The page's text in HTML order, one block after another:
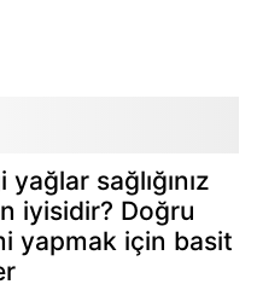
yağlar sağlığınız
iyisidir? Doğru
yapmak için basit